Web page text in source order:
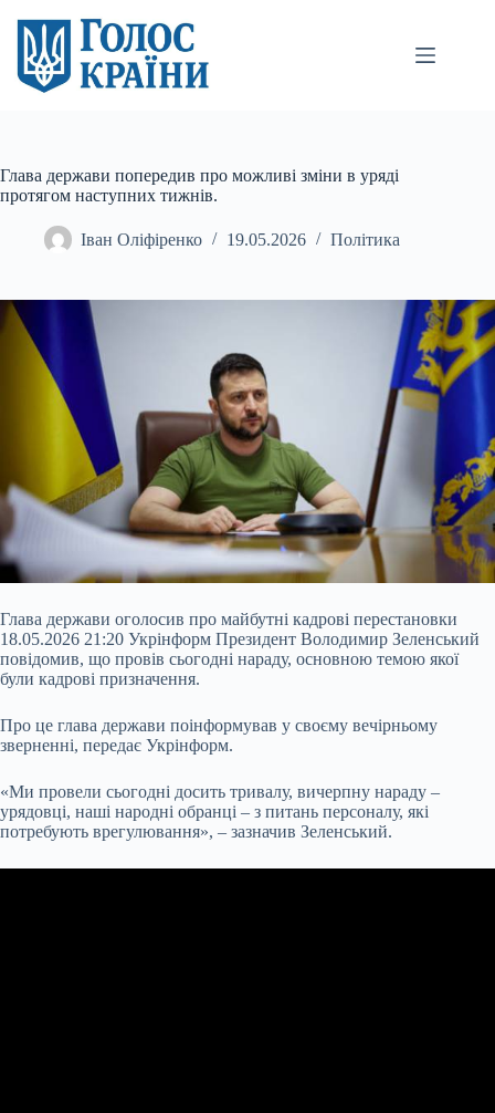
вмісту
Глава держави попередив про можливі зміни в уряді
протягом наступних тижнів.
Іван Оліфіренко 19.05.2026 Політика
Глава держави оголосив про майбутні кадрові перестановки
18.05.2026 21:20 Укрінформ Президент Володимир Зеленський
повідомив, що провів сьогодні нараду, основною темою якої
були кадрові призначення.
Про це глава держави поінформував у своєму вечірньому
зверненні, передає Укрінформ.
«Ми провели сьогодні досить тривалу, вичерпну нараду –
урядовці, наші народні обранці – з питань персоналу, які
потребують врегулювання», – зазначив Зеленський.